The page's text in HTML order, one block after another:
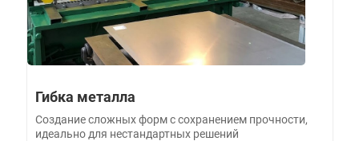
Гибка металла
Создание сложных форм с сохранением прочности,
идеально для нестандартных решений